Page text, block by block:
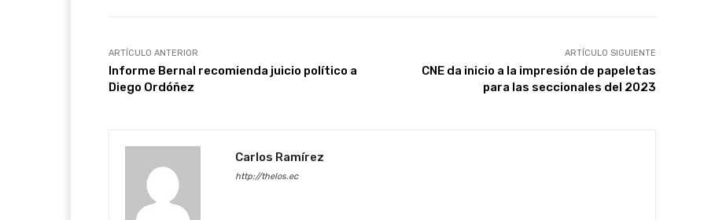
ARTÍCULO ANTERIOR
Informe Bernal recomienda juicio político a
Diego Ordóñez
ARTÍCULO SIGUIENTE
CNE da inicio a la impresión de papeletas
para las seccionales del 2023
Carlos Ramírez
http://thelos.ec